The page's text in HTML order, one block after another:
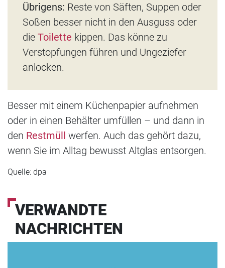
Übrigens: Reste von Säften, Suppen oder
Soßen besser nicht in den Ausguss oder
die Toilette kippen. Das könne zu
Verstopfungen führen und Ungeziefer
anlocken.
Besser mit einem Küchenpapier aufnehmen
oder in einen Behälter umfüllen – und dann in
den Restmüll werfen. Auch das gehört dazu,
wenn Sie im Alltag bewusst Altglas entsorgen.
Quelle: dpa
VERWANDTE
NACHRICHTEN